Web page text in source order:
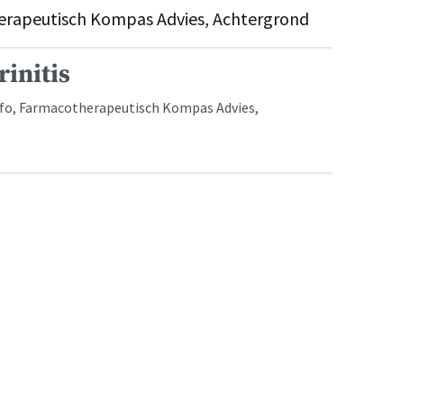
Kompas Advies, Achtergrond
Farmacotherapeutisch Kompas Advies,